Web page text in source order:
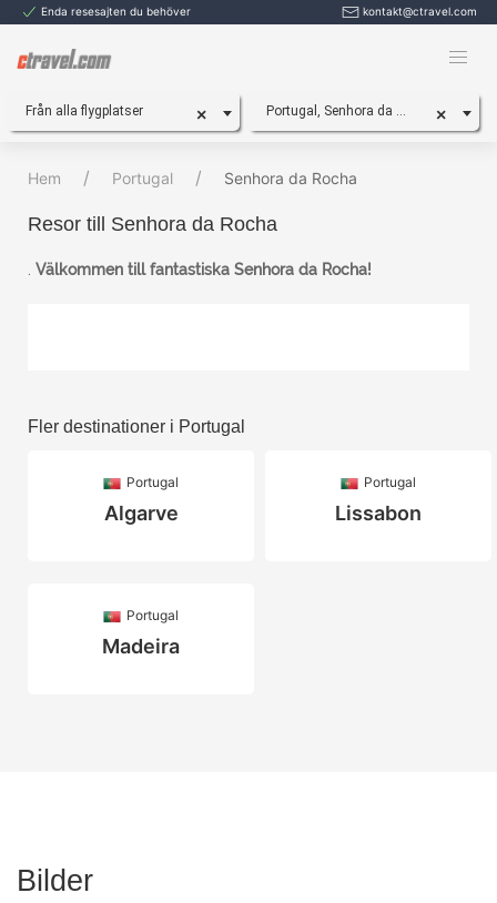
Enda resesajten du behöver kontakt@ctravel.com
×
Från alla flygplatser ×
Portugal, Senhora da Rocha
Hem Portugal Senhora da Rocha
Resor till Senhora da Rocha
. Välkommen till fantastiska Senhora da Rocha!
Fler destinationer i Portugal
Portugal
Algarve
Portugal
Lissabon
Portugal
Madeira
Bilder